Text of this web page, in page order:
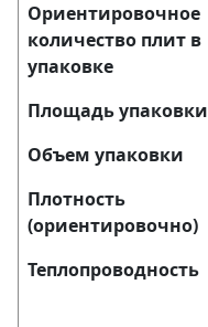
Ориентировочное
количество плит в
упаковке
Площадь упаковки
Объем упаковки
Плотность
(ориентировочно)
Теплопроводность